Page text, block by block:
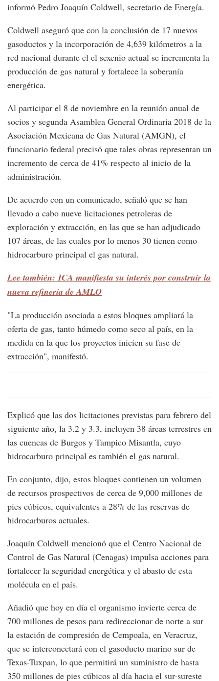
informó Pedro Joaquín Coldwell, secretario de Energía.
Coldwell aseguró que con la conclusión de 17 nuevos
gasoductos y la incorporación de 4,639 kilómetros a la
red nacional durante el el sexenio actual se incrementa la
producción de gas natural y fortalece la soberanía
energética.
Al participar el 8 de noviembre en la reunión anual de
socios y segunda Asamblea General Ordinaria 2018 de la
Asociación Mexicana de Gas Natural (AMGN), el
funcionario federal precisó que tales obras representan un
incremento de cerca de 41% respecto al inicio de la
administración.
De acuerdo con un comunicado, señaló que se han
llevado a cabo nueve licitaciones petroleras de
exploración y extracción, en las que se han adjudicado
107 áreas, de las cuales por lo menos 30 tienen como
hidrocarburo principal el gas natural.
Lee también: ICA manifiesta su interés por construir la
nueva refinería de AMLO
"La producción asociada a estos bloques ampliará la
oferta de gas, tanto húmedo como seco al país, en la
medida en la que los proyectos inicien su fase de
extracción", manifestó.
Explicó que las dos licitaciones previstas para febrero del
siguiente año, la 3.2 y 3.3, incluyen 38 áreas terrestres en
las cuencas de Burgos y Tampico Misantla, cuyo
hidrocarburo principal es también el gas natural.
En conjunto, dijo, estos bloques contienen un volumen
de recursos prospectivos de cerca de 9,000 millones de
pies cúbicos, equivalentes a 28% de las reservas de
hidrocarburos actuales.
Joaquín Coldwell mencionó que el Centro Nacional de
Control de Gas Natural (Cenagas) impulsa acciones para
fortalecer la seguridad energética y el abasto de esta
molécula en el país.
Añadió que hoy en día el organismo invierte cerca de
700 millones de pesos para redireccionar de norte a sur
la estación de compresión de Cempoala, en Veracruz,
que se interconectará con el gasoducto marino sur de
Texas-Tuxpan, lo que permitirá un suministro de hasta
350 millones de pies cúbicos al día hacia el sur-sureste